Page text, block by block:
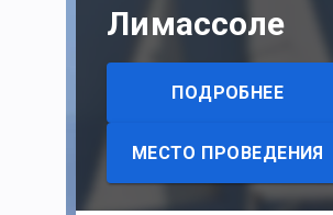
Лимассоле
ПОДРОБНЕЕ
МЕСТО ПРОВЕДЕНИЯ